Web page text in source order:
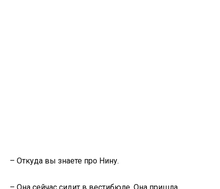
– Откуда вы знаете про Нину.